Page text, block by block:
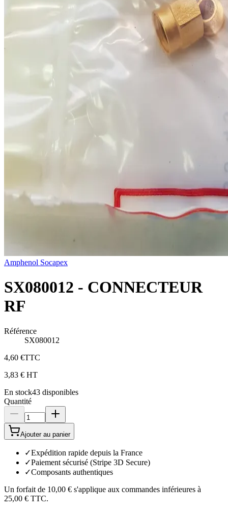
Amphenol Socapex
SX080012 - CONNECTEUR
RF
Référence
SX080012
4,60 €TTC
3,83 € HT
En stock43 disponibles
Quantité
Ajouter au panier
✓Expédition rapide depuis la France
✓Paiement sécurisé (Stripe 3D Secure)
✓Composants authentiques
Un forfait de 10,00 € s'applique aux commandes inférieures à
25,00 € TTC.